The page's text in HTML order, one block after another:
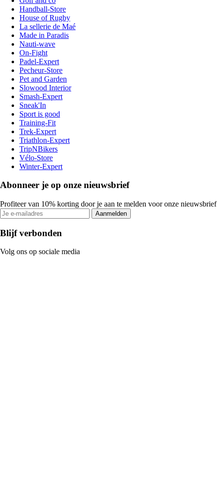
Handball-Store
House of Rugby
La sellerie de Maé
Made in Paradis
Nauti-wave
On-Fight
Padel-Expert
Pecheur-Store
Pet and Garden
Slowood Interior
Smash-Expert
Sneak'In
Sport is good
Training-Fit
Trek-Expert
Triathlon-Expert
TripNBikers
Vélo-Store
Winter-Expert
Abonneer je op onze nieuwsbrief
Profiteer van 10% korting door je aan te melden voor onze nieuwsbrief
Aanmelden
Blijf verbonden
Volg ons op sociale media